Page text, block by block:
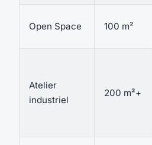
Open Space 100 m²
Atelier
industriel
200 m²+